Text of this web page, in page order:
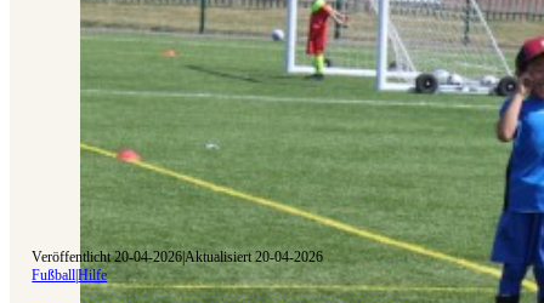
Veröffentlicht 20-04-2026|Aktualisiert 20-04-2026
Fußball|Hilfe